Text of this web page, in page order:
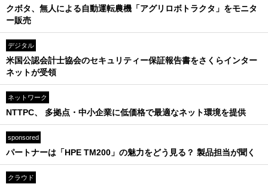
クボタ、無人による自動運転農機「アグリロボトラクタ」をモニタ
ー販売
デジタル
米国公認会計士協会のセキュリティー保証報告書をさくらインター
ネットが受領
ネットワーク
NTTPC、 多拠点・中小企業に低価格で最適なネット環境を提供
sponsored
パートナーは「HPE TM200」の魅力をどう見る？ 製品担当が聞く
クラウド